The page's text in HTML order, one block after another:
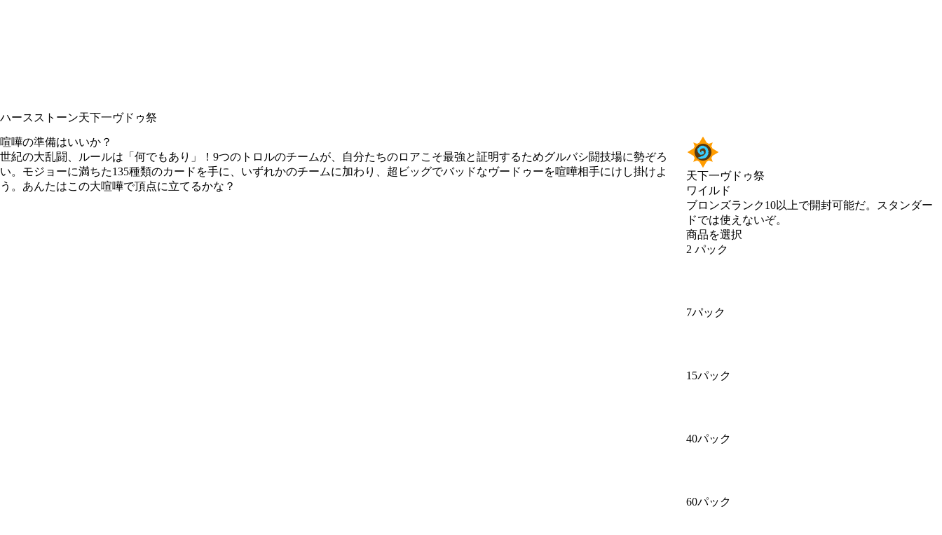
ハースストーン天下一ヴドゥ祭
天下一ヴドゥ祭
ワイルド
Product Notification
ブロンズランク10以上で開封可能だ。スタンダー
ドでは使えないぞ。
商品を選択
2 パック
7パック
15パック
40パック
60パック
喧嘩の準備はいいか？
世紀の大乱闘、ルールは「何でもあり」！9つのトロルのチームが、自分たちのロアこそ最強と証明するためグルバシ闘技場に勢ぞろ
い。モジョーに満ちた135種類のカードを手に、いずれかのチームに加わり、超ビッグでバッドなヴードゥーを喧嘩相手にけし掛けよ
う。あんたはこの大喧嘩で頂点に立てるかな？